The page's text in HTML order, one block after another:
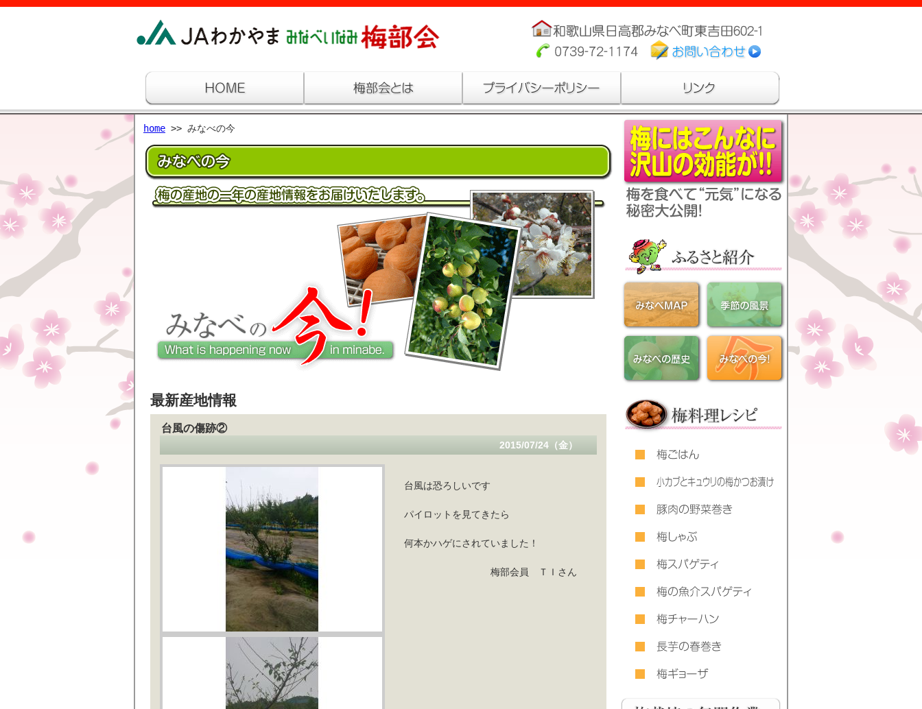
home >> みなべの今
最新産地情報
台風の傷跡②
2015/07/24（金）
台風は恐ろしいです
パイロットを見てきたら
何本かハゲにされていました！
梅部会員 ＴＩさん